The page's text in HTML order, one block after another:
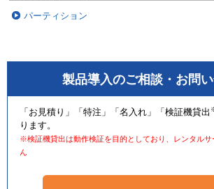
パーティション
製品導入のご相談・お問
「お見積り」「特注」「名入れ」「検証機貸出
ります。
※検証機貸出は動作検証を目的としており、レンタル
ん